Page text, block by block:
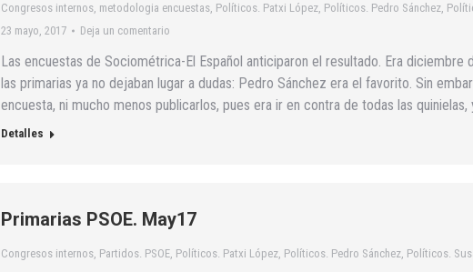
Congresos internos, metodologia encuestas, Políticos. Patxi López, Políticos. Pedro Sánchez,
23 mayo, 2017
Deja un comentario
Las encuestas de Sociométrica-El Español anticiparon el resultado. Era
las primarias ya no dejaban lugar a dudas: Pedro Sánchez era el favorito. Sin
encuesta, ni mucho menos publicarlos, pues era ir en contra de todas las quinielas,
Detalles
Primarias PSOE. May17
Congresos internos, Partidos. PSOE, Políticos. Patxi López, Políticos. Pedro Sánchez, Políticos.